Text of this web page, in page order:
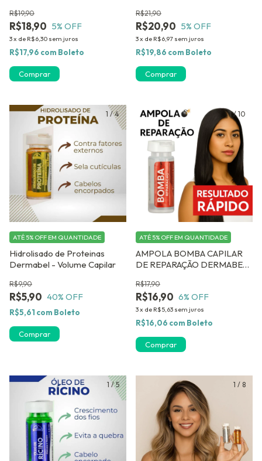
12 unidades
R$18,90
R$19,90
5% OFF
3x de R$6,30 sem juros
R$17,96 com Boleto
Antiqueda Dermabel
R$20,90
R$21,90
5% OFF
3x de R$6,97 sem juros
R$19,86 com Boleto
1 /4
Hidrolisado de Proteinas
Dermabel - Volume Capilar
R$5,90
R$9,90
40% OFF
ATÉ 5% OFF EM QUANTIDADE
R$5,61 com Boleto
Comprar
1/10
AMPOLA BOMBA CAPILAR
DE REPARAÇÃO DERMABEL
R$16,90
R$17,90
6% OFF
3x de R$5,63 sem juros
ATÉ 5% OFF EM QUANTIDADE
R$16,06 com Boleto
Comprar
1 /5 1 / 8